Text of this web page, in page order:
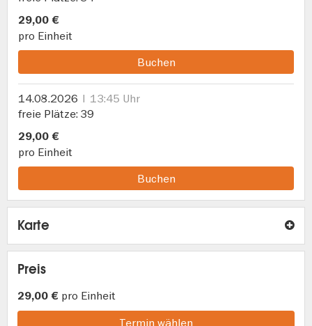
29,00 €
pro Einheit
Buchen
14.08.2026
13:45 Uhr
freie Plätze 39
29,00 €
pro Einheit
Buchen
Karte
Preis
29,00 € pro Einheit
Termin wählen